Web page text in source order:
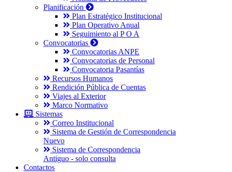
Planificación
Plan Estratégico Institucional
Plan Operativo Anual
Seguimiento al P O A
Convocatorias
Convocatorias ANPE
Convocatorias de Personal
Convocatoria Pasantías
Recursos Humanos
Rendición Pública de Cuentas
Viajes al Exterior
Marco Normativo
Sistemas
Correo Institucional
Sistema de Gestión de Correspondencia
Nuevo
Sistema de Correspondencia
Antiguo - solo consulta
Contactos